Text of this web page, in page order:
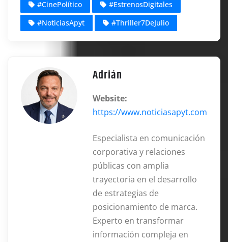
#CinePolítico
#EstrenosDigitales
#NoticiasApyt
#Thriller7DeJulio
Adrián
Website:
https://www.noticiasapyt.com
Especialista en comunicación
corporativa y relaciones
públicas con amplia
trayectoria en el desarrollo
de estrategias de
posicionamiento de marca.
Experto en transformar
información compleja en